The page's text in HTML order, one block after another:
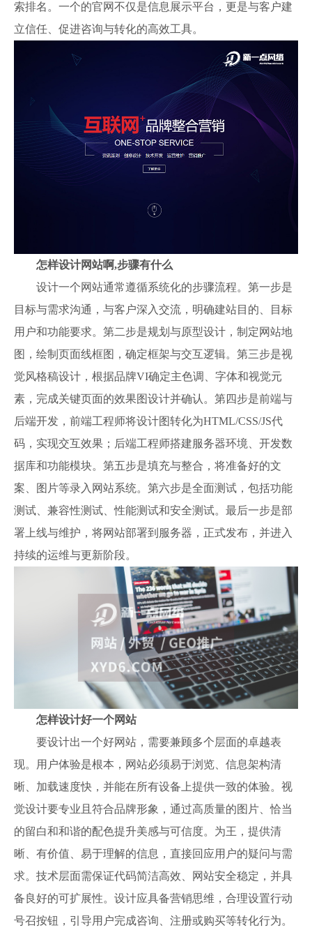
索排名。一个的官网不仅是信息展示平台，更是与客户建
立信任、促进咨询与转化的高效工具。
怎样设计网站啊,步骤有什么
设计一个网站通常遵循系统化的步骤流程。第一步是
目标与需求沟通，与客户深入交流，明确建站目的、目标
用户和功能要求。第二步是规划与原型设计，制定网站地
图，绘制页面线框图，确定框架与交互逻辑。第三步是视
觉风格稿设计，根据品牌VI确定主色调、字体和视觉元
素，完成关键页面的效果图设计并确认。第四步是前端与
后端开发，前端工程师将设计图转化为HTML/CSS/JS代
码，实现交互效果；后端工程师搭建服务器环境、开发数
据库和功能模块。第五步是填充与整合，将准备好的文
案、图片等录入网站系统。第六步是全面测试，包括功能
测试、兼容性测试、性能测试和安全测试。最后一步是部
署上线与维护，将网站部署到服务器，正式发布，并进入
持续的运维与更新阶段。
怎样设计好一个网站
要设计出一个好网站，需要兼顾多个层面的卓越表
现。用户体验是根本，网站必须易于浏览、信息架构清
晰、加载速度快，并能在所有设备上提供一致的体验。视
觉设计要专业且符合品牌形象，通过高质量的图片、恰当
的留白和和谐的配色提升美感与可信度。为王，提供清
晰、有价值、易于理解的信息，直接回应用户的疑问与需
求。技术层面需保证代码简洁高效、网站安全稳定，并具
备良好的可扩展性。设计应具备营销思维，合理设置行动
号召按钮，引导用户完成咨询、注册或购买等转化行为。